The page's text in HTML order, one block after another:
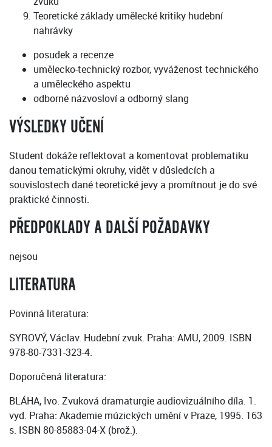
Teoretické základy umělecké kritiky hudební
nahrávky
posudek a recenze
umělecko-technický rozbor, vyváženost technického
a uměleckého aspektu
odborné názvosloví a odborný slang
VÝSLEDKY UČENÍ
Student dokáže reflektovat a komentovat problematiku
danou tematickými okruhy, vidět v důsledcích a
souvislostech dané teoretické jevy a promítnout je do své
praktické činnosti.
PŘEDPOKLADY A DALŠÍ POŽADAVKY
nejsou
LITERATURA
Povinná literatura:
SYROVÝ, Václav. Hudební zvuk. Praha: AMU, 2009. ISBN
978-80-7331-323-4.
Doporučená literatura:
BLÁHA, Ivo. Zvuková dramaturgie audiovizuálního díla. 1.
vyd. Praha: Akademie múzických umění v Praze, 1995. 163
s. ISBN 80-85883-04-X (brož.).